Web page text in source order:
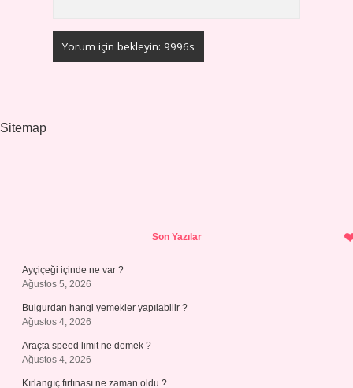
Sitemap
Son Yazılar
Ayçiçeği içinde ne var ?
Ağustos 5, 2026
Bulgurdan hangi yemekler yapılabilir ?
Ağustos 4, 2026
Araçta speed limit ne demek ?
Ağustos 4, 2026
Kırlangıç fırtınası ne zaman oldu ?